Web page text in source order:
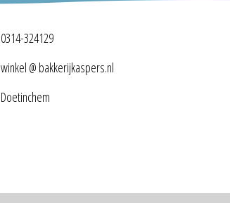
0314-324129
winkel @ bakkerijkaspers.nl
Doetinchem